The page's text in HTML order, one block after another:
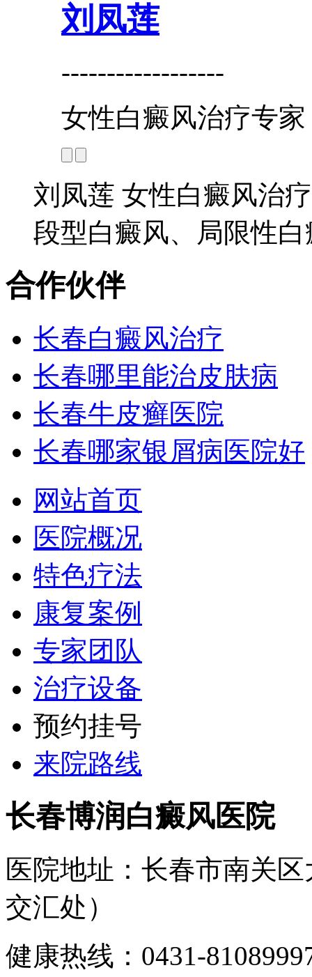
刘凤莲
------------------
女性白癜风治疗专家
刘凤莲 女性白癜风治
段型白癜风、局限性
合作伙伴
长春白癜风治疗
长春哪里能治皮肤病
长春牛皮癣医院
长春哪家银屑病医院好
网站首页
医院概况
特色疗法
康复案例
专家团队
治疗设备
预约挂号
来院路线
长春博润白癜风医院
医院地址：长春市南关
交汇处）
健康热线：0431-